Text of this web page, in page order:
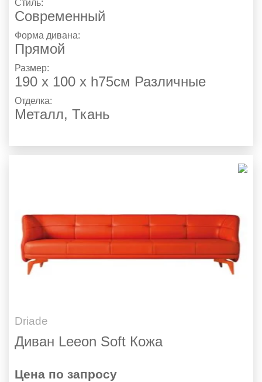
Стиль:
Современный
Форма дивана:
Прямой
Размер:
190 х 100 x h75см Различные
Отделка:
Металл, Ткань
Driade
Диван Leeon Soft Кожа
Цена по запросу